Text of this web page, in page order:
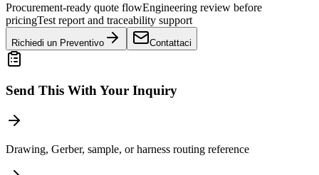
Procurement-ready quote flowEngineering review before
pricingTest report and traceability support
Richiedi un Preventivo Contattaci
Send This With Your Inquiry
Drawing, Gerber, sample, or harness routing reference